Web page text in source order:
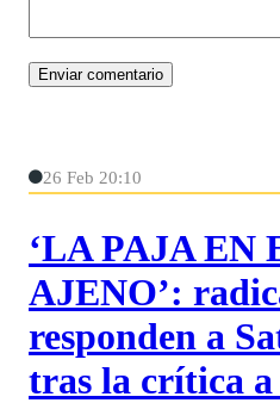
26 Feb 20:10
‘LA PAJA EN
AJENO’:
responden a
tras la crítica a